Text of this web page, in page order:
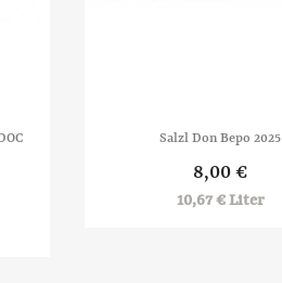
 Vorschau
Salzl Don Bepo 2025
8,00 €
10,67 € Liter